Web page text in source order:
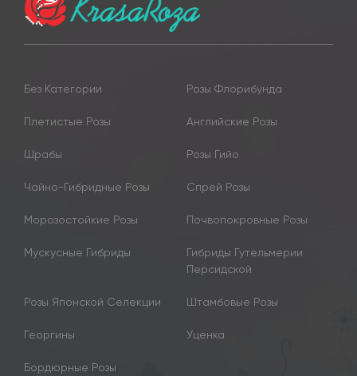
Без Категории Розы Флорибунда
Плетистые Розы Английские Розы
Шрабы Розы Гийо
Чайно-Гибридные Розы Спрей Розы
Морозостойкие Розы Почвопокровные Розы
Мускусные Гибриды
Гибриды Гутельмерии
Персидской
Розы Японской Селекции Штамбовые Розы
Георгины Уценка
Бордюрные Розы